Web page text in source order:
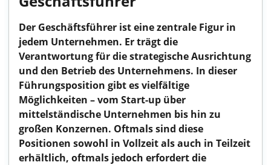
Der Geschäftsführer ist eine zentrale Figur in
jedem Unternehmen. Er trägt die
Verantwortung für die strategische Ausrichtung
und den Betrieb des Unternehmens. In dieser
Führungsposition gibt es vielfältige
Möglichkeiten – vom Start-up über
mittelständische Unternehmen bis hin zu
großen Konzernen. Oftmals sind diese
Positionen sowohl in Vollzeit als auch in Teilzeit
erhältlich, oftmals jedoch erfordert die